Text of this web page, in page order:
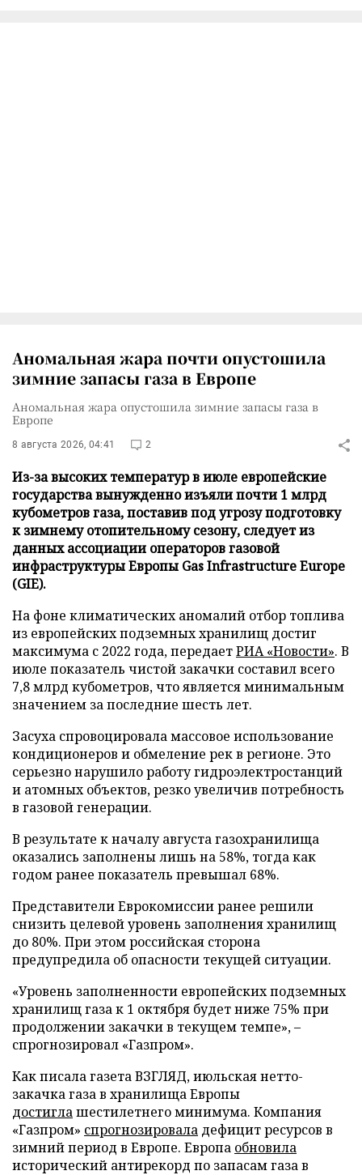
Аномальная жара почти опустошила
зимние запасы газа в Европе
Аномальная жара опустошила зимние запасы газа в
Европе
8 августа 2026, 04:41 2
Из-за высоких температур в июле европейские
государства вынужденно изъяли почти 1 млрд
кубометров газа, поставив под угрозу подготовку
к зимнему отопительному сезону, следует из
данных ассоциации операторов газовой
инфраструктуры Европы Gas Infrastructure Europe
(GIE).
На фоне климатических аномалий отбор топлива
из европейских подземных хранилищ достиг
максимума с 2022 года, передаетРИА «Новости». В
июле показатель чистой закачки составил всего
7,8 млрд кубометров, что является минимальным
значением за последние шесть лет.
Засуха спровоцировала массовое использование
кондиционеров и обмеление рек в регионе. Это
серьезно нарушило работу гидроэлектростанций
и атомных объектов, резко увеличив потребность
в газовой генерации.
В результате к началу августа газохранилища
оказались заполнены лишь на 58%, тогда как
годом ранее показатель превышал 68%.
Представители Еврокомиссии ранее решили
снизить целевой уровень заполнения хранилищ
до 80%. При этом российская сторона
предупредила об опасности текущей ситуации.
«Уровень заполненности европейских подземных
хранилищ газа к 1 октября будет ниже 75% при
продолжении закачки в текущем темпе», –
спрогнозировал «Газпром».
Как писала газета ВЗГЛЯД, июльская нетто-
закачка газа в хранилища Европы
достиглашестилетнего минимума. Компания
«Газпром» спрогнозировала дефицит ресурсов в
зимний период в Европе. Европа обновила
исторический антирекорд по запасам газа в